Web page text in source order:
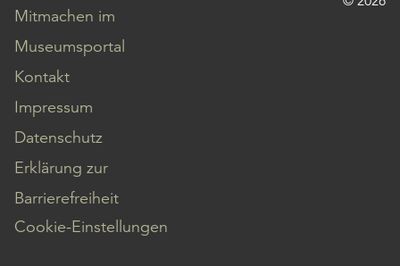
Mitmachen im
Museumsportal
Kontakt
Impressum
Datenschutz
Erklärung zur
Barrierefreiheit
Cookie-Einstellungen